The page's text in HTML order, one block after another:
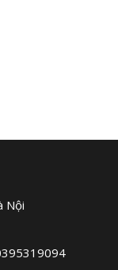
Nội